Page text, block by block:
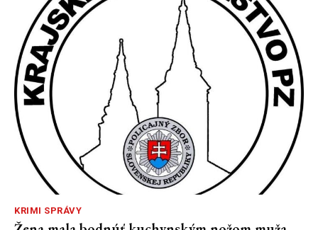
KRIMI SPRÁVY